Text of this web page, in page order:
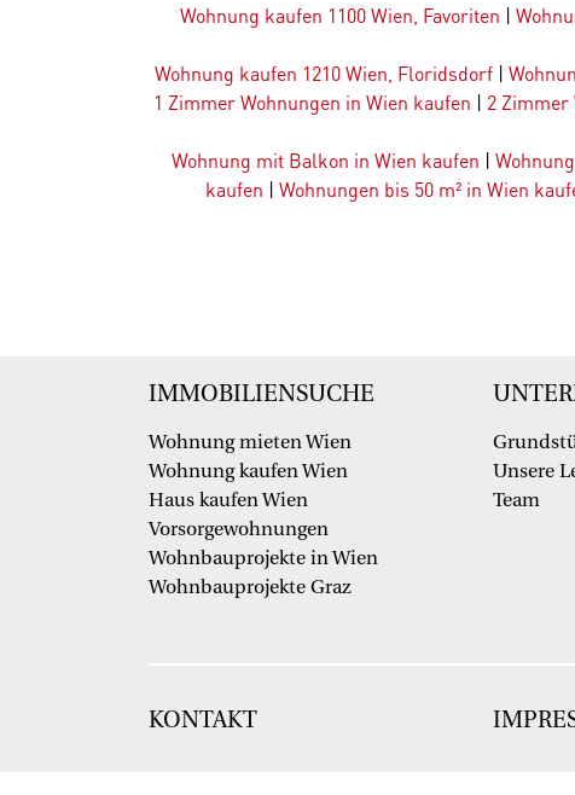
Wohnung kaufen 1100 Wien, Favoriten |
Wohnung kaufen 1210 Wien, Floridsdorf|
1 Zimmer Wohnungen in Wien kaufen | 2 Zimmer
Wohnung mit Balkon in Wien kaufen |
kaufen | Wohnungen bis 50 m² in Wien
IMMOBILIENSUCHE
Wohnung mieten Wien
Wohnung kaufen Wien
Haus kaufen Wien
Vorsorgewohnungen
Wohnbauprojekte in Wien
Wohnbauprojekte Graz
Unsere
Team
KONTAKT